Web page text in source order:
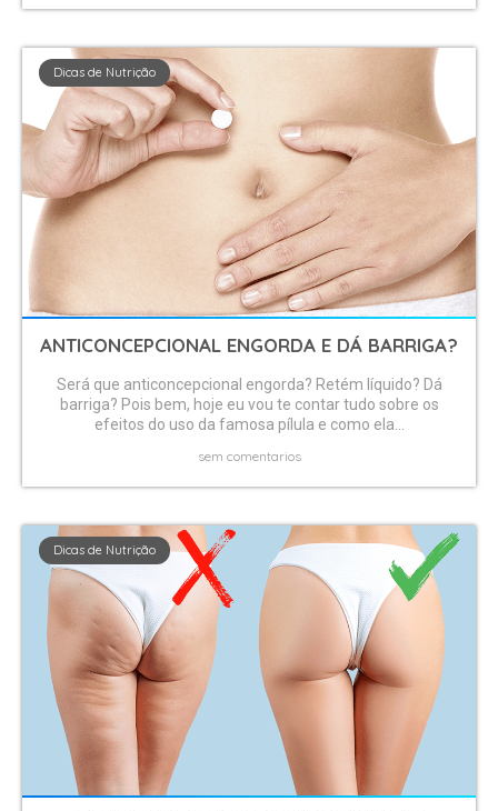
Dicas de Nutrição
ANTICONCEPCIONAL ENGORDA E DÁ BARRIGA?
Será que anticoncepcional engorda? Retém líquido? Dá
barriga? Pois bem, hoje eu vou te contar tudo sobre os
efeitos do uso da famosa pílula e como ela...
sem comentarios
Dicas de Nutrição